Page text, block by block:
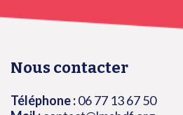
Nous contacter
Téléphone :06 77 13 67 50